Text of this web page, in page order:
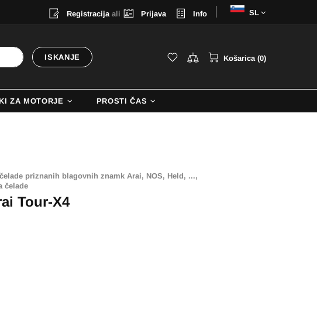
Registracija ali Prijava Info
Izberi
ISKANJE Košarica (0)
ZA MOTORJE PROSTI ČAS
priznanih blagovnih znamk Arai, NOS, Held, ...,
čelade
Tour-X4